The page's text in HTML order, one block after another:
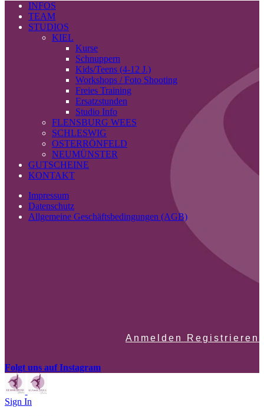
INFOS
TEAM
STUDIOS
KIEL
Kurse
Schnuppern
Kids/Teens (4-12 J.)
Workshops / Foto Shooting
Freies Training
Ersatzstunden
Studio Info
FLENSBURG WEES
SCHLESWIG
OSTERRÖNFELD
NEUMÜNSTER
GUTSCHEINE
KONTAKT
Impressum
Datenschutz
Allgemeine Geschäftsbedingungen (AGB)
Anmelden Registrieren
Folgt uns auf Instagram
Sign In